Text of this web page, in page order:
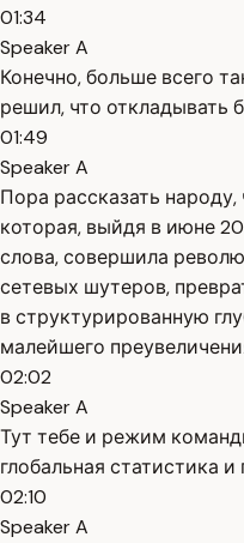
01:34
Speaker A
Конечно, больше всего
решил, что откладывать
01:49
Speaker A
Пора рассказать народу,
которая, выйдя в июне
слова, совершила
сетевых шутеров,
в структурированную
малейшего
02:02
Speaker A
Тут тебе и режим
глобальная статистика и
02:10
Speaker A